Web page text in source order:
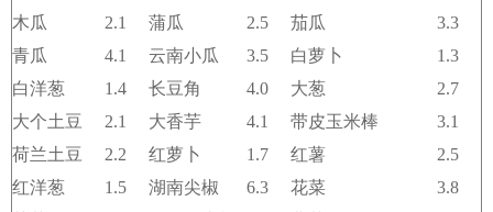
木瓜
2.1 蒲瓜 2.5 茄瓜
3.3
青瓜
4.1 云南小瓜 3.5 白萝卜
1.3
白洋葱
1.4 长豆角 4.0 大葱
2.7
大个土豆
2.1 大香芋 4.1 带皮玉米棒
3.1
荷兰土豆
2.2 红萝卜 1.7 红薯
2.5
红洋葱
1.5 湖南尖椒 6.3 花菜
3.8